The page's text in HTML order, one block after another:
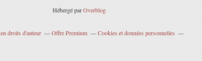
Hébergé parOverblog
droits d'auteur Offre Premium
Cookies et données personnelles